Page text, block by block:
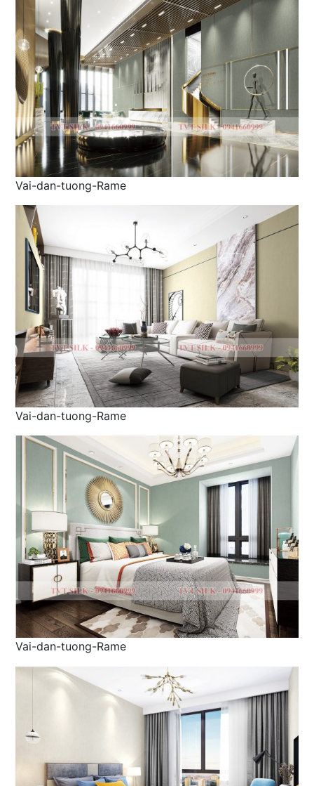
Vai-dan-tuong-Rame
Vai-dan-tuong-Rame
Vai-dan-tuong-Rame